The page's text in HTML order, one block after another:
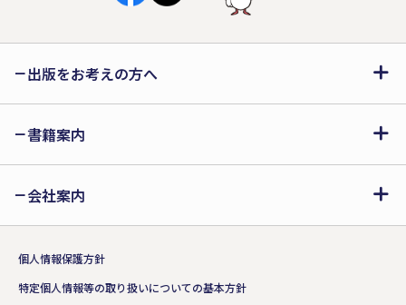
出版をお考えの方へ
書籍案内
会社案内
個人情報保護方針
特定個人情報等の取り扱いについての基本方針